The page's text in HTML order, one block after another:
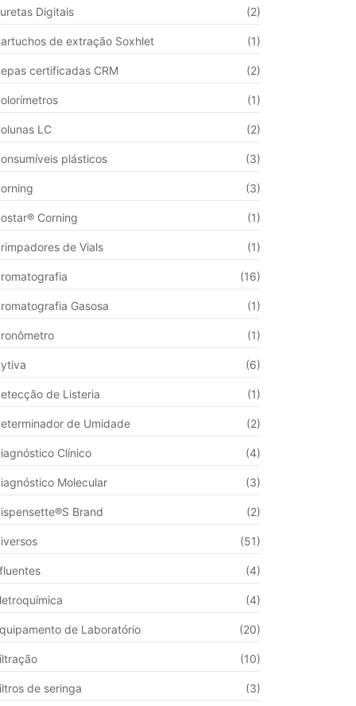
Digitais (2)
de extração Soxhlet (1)
certificadas CRM (2)
(1)
LC (2)
plásticos (3)
(3)
Corning (1)
de Vials (1)
(16)
Gasosa (1)
(1)
(6)
de Listeria (1)
de Umidade (2)
Clínico (4)
Molecular (3)
Brand (2)
(51)
(4)
(4)
de Laboratório (20)
(10)
de seringa (3)